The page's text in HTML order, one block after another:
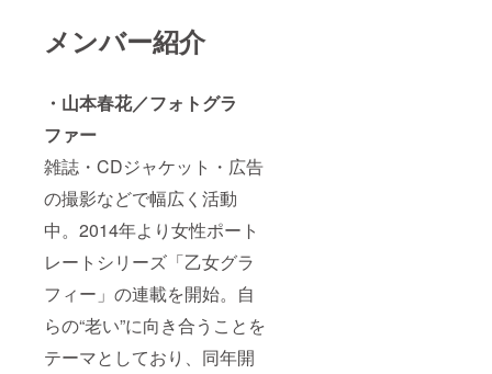
メンバー紹介
・山本春花／フォトグラ
ファー
雑誌・CDジャケット・広告
の撮影などで幅広く活動
中。2014年より女性ポート
レートシリーズ「乙女グラ
フィー」の連載を開始。自
らの“老い”に向き合うことを
テーマとしており、同年開